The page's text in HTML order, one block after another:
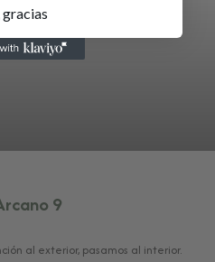
9
al exterior, pasamos al interior.
gracias